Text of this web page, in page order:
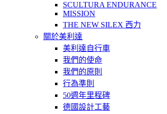
SCULTURA ENDURANCE
MISSION
THE NEW SILEX 西力
關於美利達
美利達自行車
我們的使命
我們的原則
行為準則
50週年里程碑
德國設計工藝